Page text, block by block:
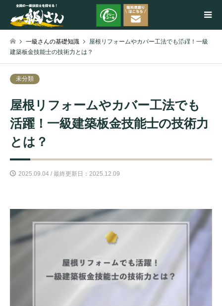
検索
一級さんの基礎知識
屋根リフォームやカバー工法でも活躍！一級
建築板金技能士の技術力とは？
未分類
屋根リフォームやカバー工法でも
活躍！一級建築板金技能士の技術力
とは？
2025.09.04 / 最終更新日：2025.12.09